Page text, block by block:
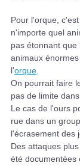
Pour l'orque,
n'importe quel
pas étonnant
animaux
l'orque
On pourrait faire
pas de limite
Le cas de l'ours
rue dans un
l'écrasement des
Des attaques
été documentées